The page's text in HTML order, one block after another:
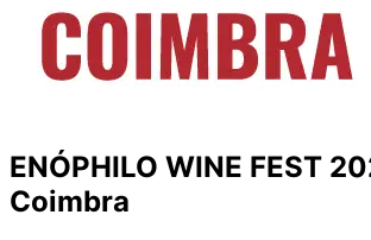
ENÓPHILO WINE FEST
Coimbra